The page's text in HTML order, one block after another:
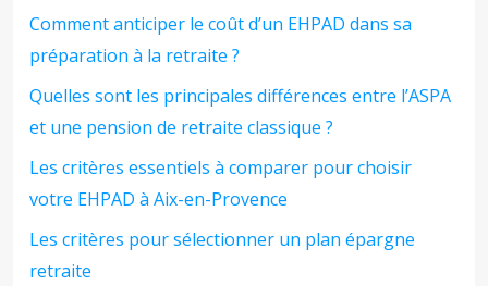
Comment anticiper le coût d’un EHPAD dans sa
préparation à la retraite ?
Quelles sont les principales différences entre l’ASPA
et une pension de retraite classique ?
Les critères essentiels à comparer pour choisir
votre EHPAD à Aix-en-Provence
Les critères pour sélectionner un plan épargne
retraite